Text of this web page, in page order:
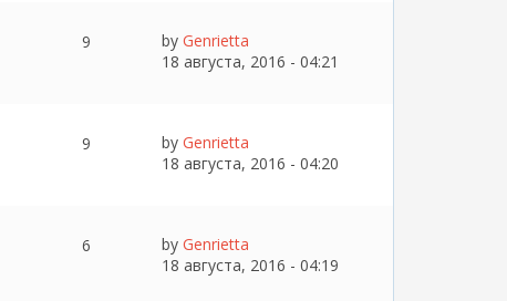
9 by Genrietta
18 августа, 2016 - 04:21
9 by Genrietta
18 августа, 2016 - 04:20
6 by Genrietta
18 августа, 2016 - 04:19